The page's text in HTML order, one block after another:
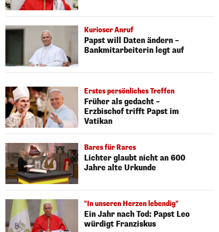
Kurioser Anruf
Papst will Daten ändern –
Bankmitarbeiterin legt auf
Erstes persönliches Treffen
Früher als gedacht –
Erzbischof trifft Papst im
Vatikan
Bares für Rares
Lichter glaubt nicht an 600
Jahre alte Urkunde
"In unseren Herzen lebendig"
Ein Jahr nach Tod: Papst Leo
würdigt Franziskus